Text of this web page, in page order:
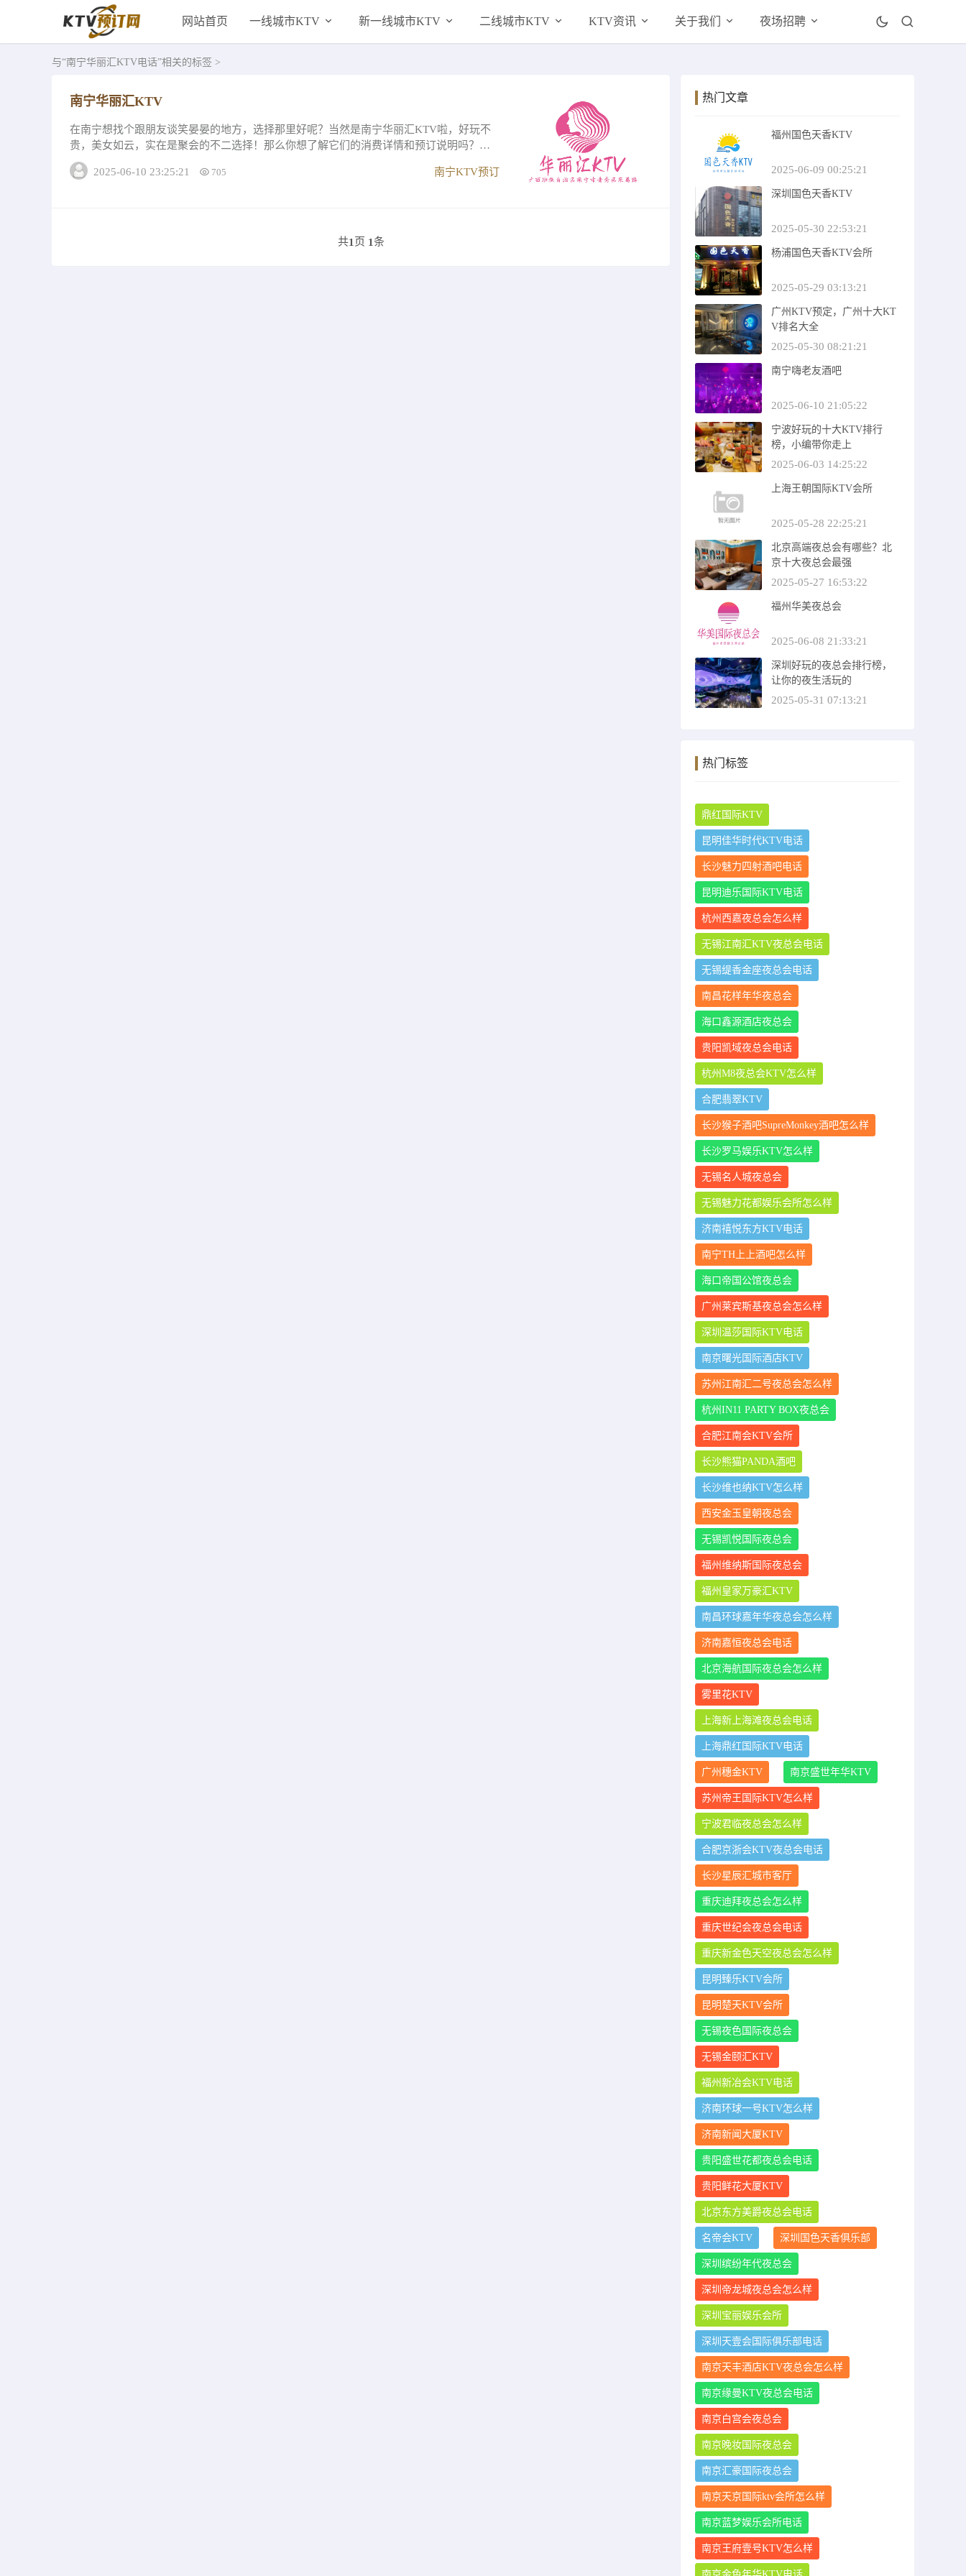
网站首页 一线城市KTV 新一线城市KTV 二线城市KTV KTV资讯 关于我们 夜场招聘
与“南宁华丽汇KTV电话”相关的标签 >
南宁华丽汇KTV
在南宁想找个跟朋友谈笑晏晏的地方，选择那里好呢？当然是南宁华丽汇KTV啦，好玩不
贵，美女如云，实在是聚会的不二选择！那么你想了解它们的消费详情和预订说明吗？那
2025-06-10 23:25:21
705 南宁KTV预订
共1 页 1条
热门文章
福州国色天香KTV
2025-06-09 00:25:21
深圳国色天香KTV
2025-05-30 22:53:21
杨浦国色天香KTV会所
2025-05-29 03:13:21
广州KTV预定，广州十大KT
V排名大全
2025-05-30 08:21:21
南宁嗨老友酒吧
2025-06-10 21:05:22
宁波好玩的十大KTV排行
榜，小编带你走上
2025-06-03 14:25:22
上海王朝国际KTV会所
2025-05-28 22:25:21
北京高端夜总会有哪些？北
京十大夜总会最强
2025-05-27 16:53:22
福州华美夜总会
2025-06-08 21:33:21
深圳好玩的夜总会排行榜，
让你的夜生活玩的
2025-05-31 07:13:21
热门标签
鼎红国际KTV
昆明佳华时代KTV电话
长沙魅力四射酒吧电话
昆明迪乐国际KTV电话
杭州西嘉夜总会怎么样
无锡江南汇KTV夜总会电话
无锡缇香金座夜总会电话
南昌花样年华夜总会
海口鑫源酒店夜总会
贵阳凯域夜总会电话
杭州M8夜总会KTV怎么样
合肥翡翠KTV
长沙猴子酒吧SupreMonkey酒吧怎么样
长沙罗马娱乐KTV怎么样
无锡名人城夜总会
无锡魅力花都娱乐会所怎么样
济南禧悦东方KTV电话
南宁TH上上酒吧怎么样
海口帝国公馆夜总会
广州莱宾斯基夜总会怎么样
深圳温莎国际KTV电话
南京曙光国际酒店KTV
苏州江南汇二号夜总会怎么样
杭州IN11 PARTY BOX夜总会
合肥江南会KTV会所
长沙熊猫PANDA酒吧
长沙维也纳KTV怎么样
西安金玉皇朝夜总会
无锡凯悦国际夜总会
福州维纳斯国际夜总会
福州皇家万豪汇KTV
南昌环球嘉年华夜总会怎么样
济南嘉恒夜总会电话
北京海航国际夜总会怎么样
雾里花KTV
上海新上海滩夜总会电话
上海鼎红国际KTV电话
广州穗金KTV 南京盛世年华KTV
苏州帝王国际KTV怎么样
宁波君临夜总会怎么样
合肥京浙会KTV夜总会电话
长沙星辰汇城市客厅
重庆迪拜夜总会怎么样
重庆世纪会夜总会电话
重庆新金色天空夜总会怎么样
昆明臻乐KTV会所
昆明楚天KTV会所
无锡夜色国际夜总会
无锡金颐汇KTV
福州新冶会KTV电话
济南环球一号KTV怎么样
济南新闻大厦KTV
贵阳盛世花都夜总会电话
贵阳鲜花大厦KTV
北京东方美爵夜总会电话
名帝会KTV 深圳国色天香俱乐部
深圳缤纷年代夜总会
深圳帝龙城夜总会怎么样
深圳宝丽娱乐会所
深圳天壹会国际俱乐部电话
南京天丰酒店KTV夜总会怎么样
南京缘曼KTV夜总会电话
南京白宫会夜总会
南京晚妆国际夜总会
南京汇豪国际夜总会
南京天京国际ktv会所怎么样
南京蓝梦娱乐会所电话
南京王府壹号KTV怎么样